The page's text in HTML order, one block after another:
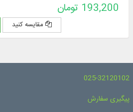
193,200 تومان
مقایسه کنید
025-32120102
پیگیری سفارش